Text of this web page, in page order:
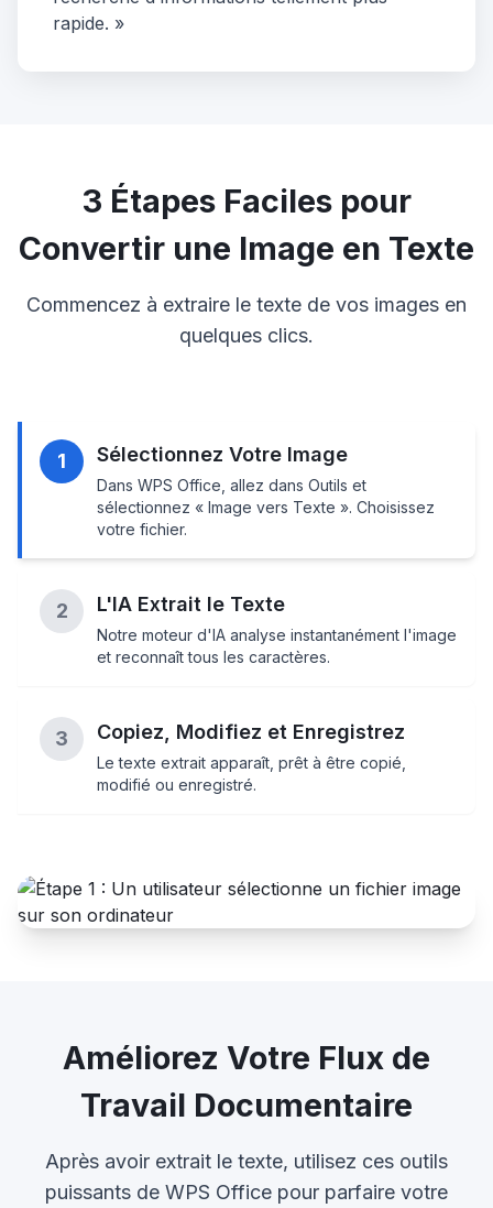
rapide. »
3 Étapes Faciles pour
Convertir une Image en Texte
Commencez à extraire le texte de vos images en
quelques clics.
1 Sélectionnez Votre Image
Dans WPS Office, allez dans Outils et
sélectionnez « Image vers Texte ». Choisissez
votre fichier.
2 L'IA Extrait le Texte
Notre moteur d'IA analyse instantanément l'image
et reconnaît tous les caractères.
3 Copiez, Modifiez et Enregistrez
Le texte extrait apparaît, prêt à être copié,
modifié ou enregistré.
Améliorez Votre Flux de
Travail Documentaire
Après avoir extrait le texte, utilisez ces outils
puissants de WPS Office pour parfaire votre